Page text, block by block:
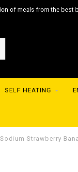
of meals from the best
SELF HEATING
Strawberry